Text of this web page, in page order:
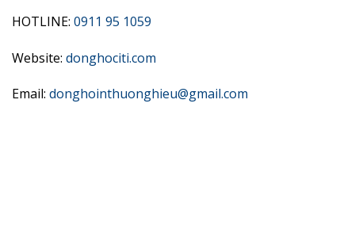
HOTLINE: 0911 95 1059
Website: donghociti.com
Email: donghointhuonghieu@gmail.com